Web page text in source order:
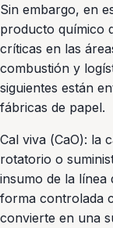
Sin embargo, en
producto químico
críticas en las
combustión y
siguientes están
fábricas de papel.
Cal viva (CaO): la
rotatorio o
insumo de la línea
forma controlada
convierte en una